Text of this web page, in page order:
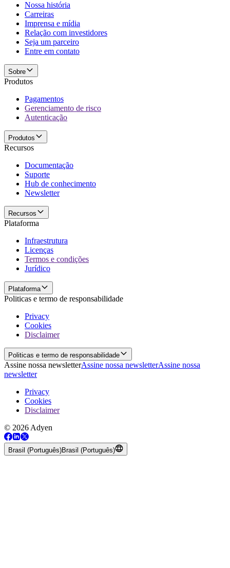
Nossa história
Carreiras
Imprensa e mídia
Relação com investidores
Seja um parceiro
Entre em contato
Sobre
Produtos
Pagamentos
Gerenciamento de risco
Autenticação
Produtos
Recursos
Documentação
Suporte
Hub de conhecimento
Newsletter
Recursos
Plataforma
Infraestrutura
Licenças
Termos e condições
Jurídico
Plataforma
Politicas e termo de responsabilidade
Privacy
Cookies
Disclaimer
Politicas e termo de responsabilidade
Assine nossa newsletterAssine nossa newsletterAssine nossa
newsletter
Privacy
Cookies
Disclaimer
© 2026 Adyen
Brasil (Português)Brasil (Português)